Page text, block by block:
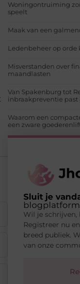
Woningontruiming
speelt
Maak van een
Ledenbeheer op
Misverstanden over
maandlasten
Van Spakenburg tot
inbraakpreventie
Waarom een
een zware
Sluit je
Wil je schrijven,
Registreer nu
breed publiek.
van onze